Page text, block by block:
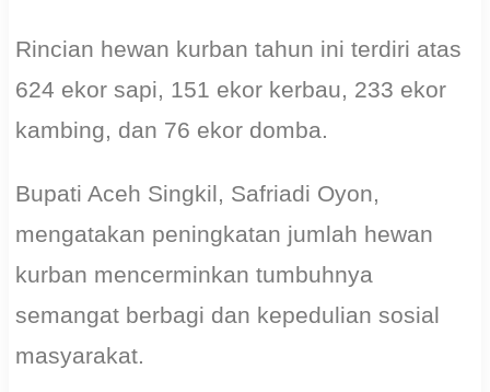
Rincian hewan kurban tahun ini terdiri atas
624 ekor sapi, 151 ekor kerbau, 233 ekor
kambing, dan 76 ekor domba.
Bupati Aceh Singkil, Safriadi Oyon,
mengatakan peningkatan jumlah hewan
kurban mencerminkan tumbuhnya
semangat berbagi dan kepedulian sosial
masyarakat.